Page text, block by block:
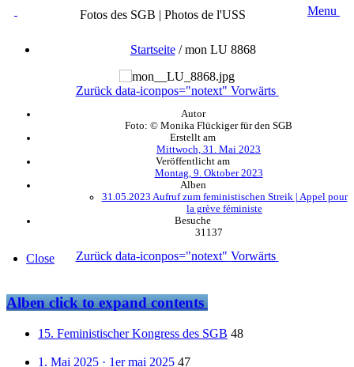
Fotos des SGB | Photos de l'USS Menu
Startseite/mon LU 8868
Zurück data-iconpos="notext" Vorwärts
Autor
Foto: © Monika Flückiger für den SGB
Erstellt am
Mittwoch, 31. Mai 2023
Veröffentlicht am
Montag, 9. Oktober 2023
Alben
31.05.2023 Aufruf zum feministischen Streik | Appel pour
la grève féministe
Besuche
31137
Zurück data-iconpos="notext" Vorwärts
Close
Albenclick to expand contents
15. Feministischer Kongress des SGB 48
1. Mai 2025 · 1er mai 2025 47